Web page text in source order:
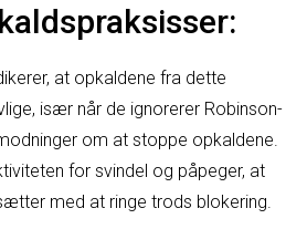
at opkaldene fra dette
især når de ignorerer Robinson-
om at stoppe opkaldene.
for svindel og påpeger, at
med at ringe trods blokering.